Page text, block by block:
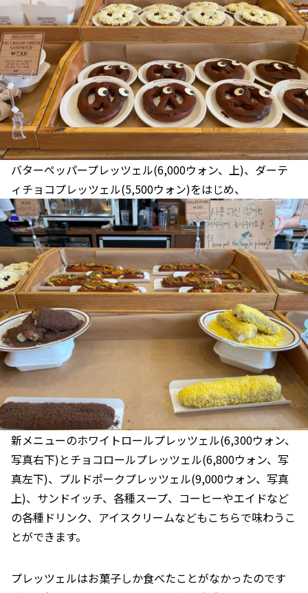
バターペッパープレッツェル(6,000ウォン、上)、ダーテ
ィチョコプレッツェル(5,500ウォン)をはじめ、
新メニューのホワイトロールプレッツェル(6,300ウォン、
写真右下)とチョコロールプレッツェル(6,800ウォン、写
真左下)、プルドポークプレッツェル(9,000ウォン、写真
上)、サンドイッチ、各種スープ、コーヒーやエイドなど
の各種ドリンク、アイスクリームなどもこちらで味わうこ
とができます。
プレッツェルはお菓子しか食べたことがなかったのです